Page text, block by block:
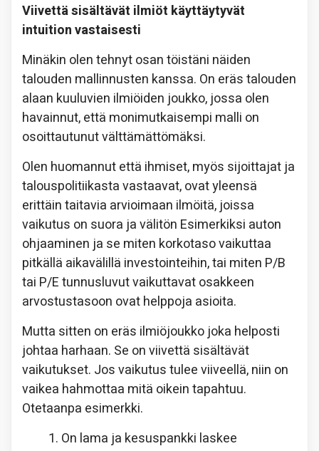
Viivettä sisältävät ilmiöt käyttäytyvät
intuition vastaisesti
Minäkin olen tehnyt osan töistäni näiden
talouden mallinnusten kanssa. On eräs talouden
alaan kuuluvien ilmiöiden joukko, jossa olen
havainnut, että monimutkaisempi malli on
osoittautunut välttämättömäksi.
Olen huomannut että ihmiset, myös sijoittajat ja
talouspolitiikasta vastaavat, ovat yleensä
erittäin taitavia arvioimaan ilmöitä, joissa
vaikutus on suora ja välitön Esimerkiksi auton
ohjaaminen ja se miten korkotaso vaikuttaa
pitkällä aikavälillä investointeihin, tai miten P/B
tai P/E tunnusluvut vaikuttavat osakkeen
arvostustasoon ovat helppoja asioita.
Mutta sitten on eräs ilmiöjoukko joka helposti
johtaa harhaan. Se on viivettä sisältävät
vaikutukset. Jos vaikutus tulee viiveellä, niin on
vaikea hahmottaa mitä oikein tapahtuu.
Otetaanpa esimerkki.
On lama ja kesuspankki laskee